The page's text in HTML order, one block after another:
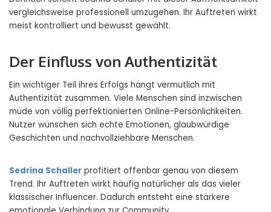
vergleichsweise professionell umzugehen. Ihr Auftreten wirkt
meist kontrolliert und bewusst gewählt.
Der Einfluss von Authentizität
Ein wichtiger Teil ihres Erfolgs hängt vermutlich mit
Authentizität zusammen. Viele Menschen sind inzwischen
müde von völlig perfektionierten Online-Persönlichkeiten.
Nutzer wünschen sich echte Emotionen, glaubwürdige
Geschichten und nachvollziehbare Menschen.
Sedrina Schaller profitiert offenbar genau von diesem
Trend. Ihr Auftreten wirkt häufig natürlicher als das vieler
klassischer Influencer. Dadurch entsteht eine stärkere